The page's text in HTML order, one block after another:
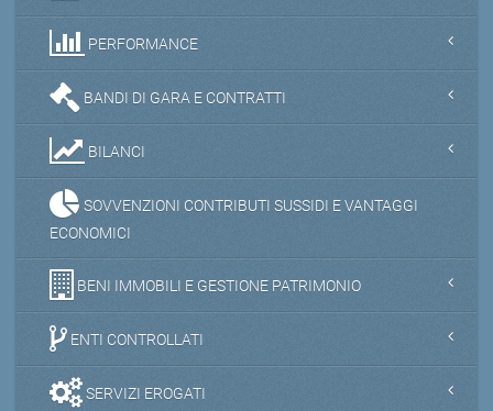
PERFORMANCE
BANDI DI GARA E CONTRATTI
BILANCI
SOVVENZIONI CONTRIBUTI SUSSIDI E VANTAGGI
ECONOMICI
BENI IMMOBILI E GESTIONE PATRIMONIO
ENTI CONTROLLATI
SERVIZI EROGATI